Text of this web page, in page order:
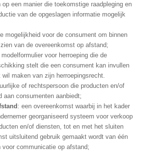
een manier die toekomstige raadpleging en
van de opgeslagen informatie mogelijk
mogelijkheid voor de consument om binnen
van de overeenkomst op afstand;
voor herroeping die de
stelt die een consument kan invullen
wil maken van zijn herroepingsrecht.
of rechtspersoon die producten en/of
aan consumenten aanbiedt;
: een overeenkomst waarbij in het kader
georganiseerd systeem voor verkoop
en/of diensten, tot en met het sluiten
uitsluitend gebruik gemaakt wordt van één
voor communicatie op afstand;